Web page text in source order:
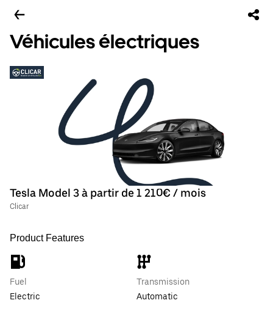
Véhicules électriques
Tesla Model 3 à partir de 1 210€ / mois
Clicar
Product Features
Fuel
Electric
Transmission
Automatic